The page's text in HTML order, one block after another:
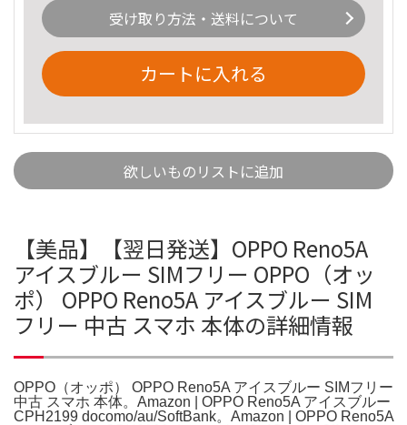
受け取り方法・送料について
カートに入れる
欲しいものリストに追加
【美品】【翌日発送】OPPO Reno5A
アイスブルー SIMフリー OPPO（オッ
ポ） OPPO Reno5A アイスブルー SIM
フリー 中古 スマホ 本体の詳細情報
OPPO（オッポ） OPPO Reno5A アイスブルー SIMフリー
中古 スマホ 本体。Amazon | OPPO Reno5A アイスブルー
CPH2199 docomo/au/SoftBank。Amazon | OPPO Reno5A